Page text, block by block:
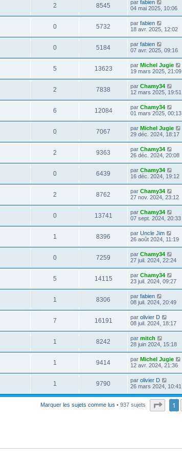
2 8545 par fabien
04 mai 2025, 10:06
0 5732 par fabien
18 avr. 2025, 12:02
0 5184 par fabien
07 avr. 2025, 09:16
5 13623 par Michel Jugie
19 mars 2025, 21:09
2 7838 par Chamy34
12 mars 2025, 19:51
6 12084 par Chamy34
01 mars 2025, 00:13
0 7067 par Michel Jugie
29 déc. 2024, 18:17
2 9363 par Chamy34
26 déc. 2024, 20:08
0 6439 par Chamy34
16 déc. 2024, 19:12
2 8762 par Chamy34
27 nov. 2024, 23:12
0 13741 par Chamy34
07 sept. 2024, 20:33
1 8396 par Uncle Jim
26 août 2024, 11:19
0 7259 par Chamy34
27 juil. 2024, 22:24
5 14115 par Chamy34
23 juil. 2024, 09:27
1 8306 par fabien
08 juil. 2024, 20:49
7 16191 par olivier D
08 juil. 2024, 18:17
1 8242 par mitch
28 juin 2024, 15:18
1 9414 par Michel Jugie
12 avr. 2024, 21:36
1 9790 par olivier D
26 mars 2024, 10:41
Marquer les sujets comme lus • 937 sujets Page1